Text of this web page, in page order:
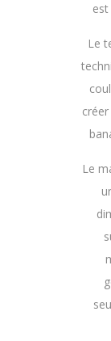
Le
Le